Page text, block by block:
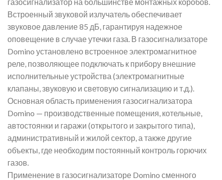
Встроенный звуковой излучатель обеспечивает
звуковое давление 85 дБ, гарантируя надежное
оповещение в случае утечки газа. В газосигнализаторе
Domino установлено встроенное электромагнитное
реле, позволяющее подключать к прибору внешние
исполнительные устройства (электромагнитные
клапаны, звуковую и световую сигнализацию и т.д.).
Основная область применения газосигнализатора
Domino — производственные помещения, котельные,
автостоянки и гаражи (открытого и закрытого типа),
административный и жилой сектор, а также другие
объекты, где необходим постоянный контроль горючих
газов.
Применение в газосигнализаторе Domino сменного